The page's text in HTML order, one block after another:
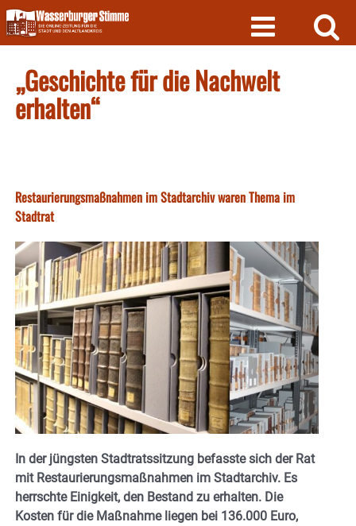
Skip
to
content
„Geschichte für die Nachwelt
erhalten“
Restaurierungsmaßnahmen im Stadtarchiv waren Thema im
Stadtrat
In der jüngsten Stadtratssitzung befasste sich der Rat
mit Restaurierungsmaßnahmen im Stadtarchiv. Es
herrschte Einigkeit, den Bestand zu erhalten. Die
Kosten für die Maßnahme liegen bei 136.000 Euro,